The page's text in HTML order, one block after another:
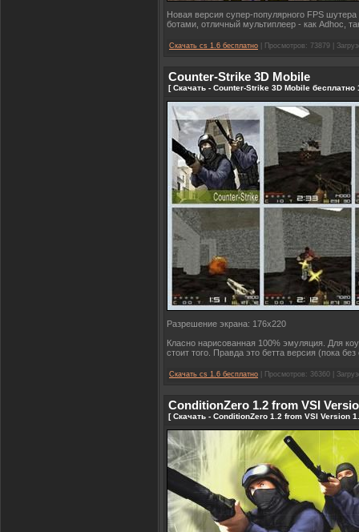
Новая версия супер-популярного FPS
ботами, отличный мультиплеер - как Adhoc,
Скачать cs 1.6 бесплатно | Просмотров: 73879 |
Counter-Strike 3D Mobile
[ Скачать - Counter-Strike 3D Mobile бесплатно
Разрешение экрана: 176x220
Класно нарисованная 100% эмуляция. Для
стоит того. Правда это бетта версия (пока
Скачать cs 1.6 бесплатно | Просмотров: 36360 |
ConditionZero 1.2 from VSI
[ Скачать - ConditionZero 1.2 from VSI Version